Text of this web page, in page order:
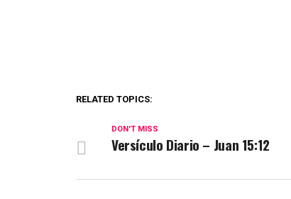
RELATED TOPICS:
DON'T MISS
Versículo Diario – Juan 15:12